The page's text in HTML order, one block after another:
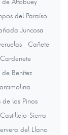
del Paraíso
Juncosa
Cañete
Cardenete
Benítez
de los Pinos
Castillejo-Sierra
del Llano